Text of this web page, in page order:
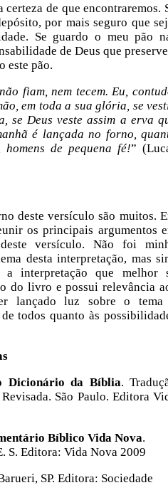
de que encontraremos.
por mais seguro que
Se guardo o meu pão
de Deus que
este pão.
fiam, nem tecem. Eu,
em toda a sua glória, se
se Deus veste assim a erva
é lançada no forno,
de pequena fé!”
deste versículo são muitos.
os principais argumentos
versículo. Não foi
desta interpretação, mas
interpretação que melhor
do livro e possui relevância
lançado luz sobre o tema
todos quanto às
Dicionário da Bíblia.
São Paulo. Editora
Bíblico Vida Nova.
S. Editora: Vida Nova 2009
SP. Editora: Sociedade